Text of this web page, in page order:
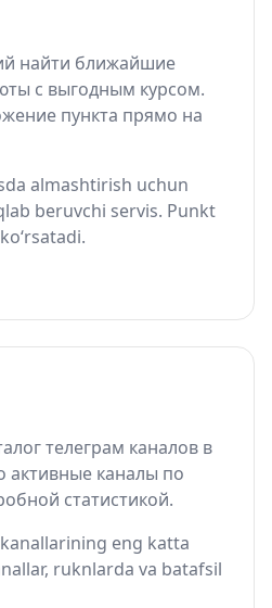
найти ближайшие
с выгодным курсом.
пункта прямо на
almashtirish uchun
beruvchi servis. Punkt
телеграм каналов в
активные каналы по
статистикой.
eng katta
ruknlarda va batafsil